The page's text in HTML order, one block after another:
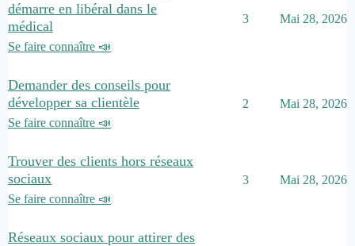
démarre en libéral dans le
médical
Se faire connaître 📣
3 Mai 28, 2026
Demander des conseils pour
développer sa clientèle
Se faire connaître 📣
2 Mai 28, 2026
Trouver des clients hors réseaux
sociaux
Se faire connaître 📣
3 Mai 28, 2026
Réseaux sociaux pour attirer des